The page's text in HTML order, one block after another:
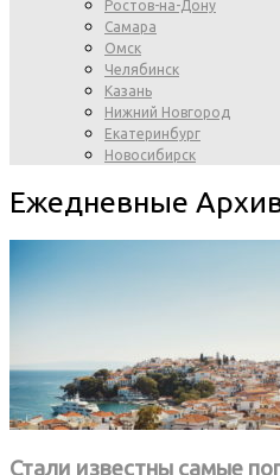
Ростов-на-Дону
Самара
Омск
Челябинск
Казань
Нижний Новгород
Екатеринбург
Новосибирск
Ежедневные
Стали известны самые